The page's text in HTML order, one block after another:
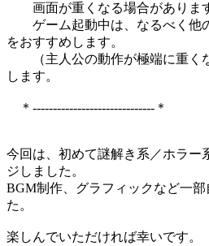
画面が重くなる場合がありま
ゲーム起動中は、なるべく他
をおすすめします。
（主人公の動作が極端に重く
します。
＊------------------------------＊
今回は、初めて謎解き系／ホラー
ジしました。
BGM制作、グラフィックなど一
た。
楽しんでいただければ幸いです。